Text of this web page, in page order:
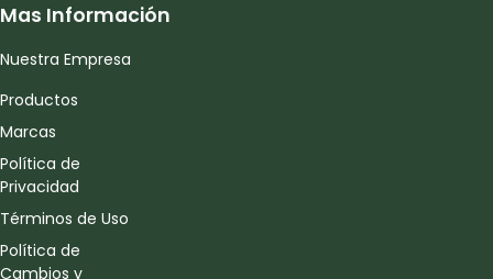
Mas Información
Nuestra Empresa
Productos
Marcas
Política de
Privacidad
Términos de Uso
Política de
Cambios y